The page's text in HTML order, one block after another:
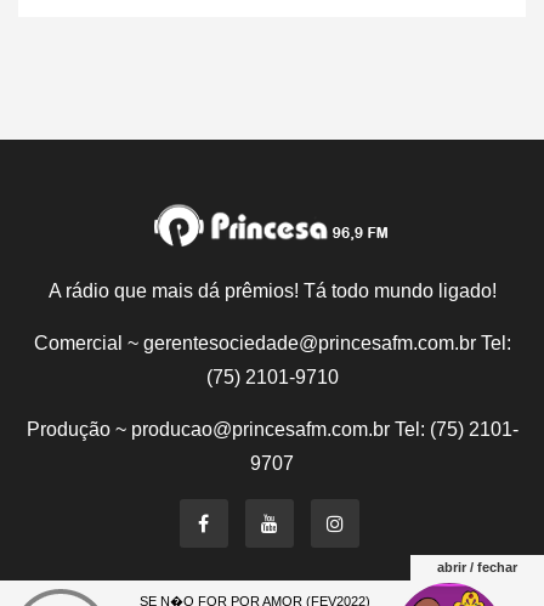
A rádio que mais dá prêmios! Tá todo mundo ligado!
Comercial ~ gerentesociedade@princesafm.com.br Tel:
(75) 2101-9710
Produção ~ producao@princesafm.com.br Tel: (75) 2101-
9707
abrir / fechar
SE N�O FOR POR AMOR (FEV2022)